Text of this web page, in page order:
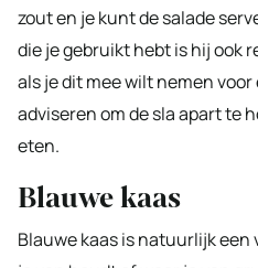
zout en je kunt de salade
die je gebruikt hebt is hij ook
als je dit mee wilt nemen
adviseren om de sla apart te
eten.
Blauwe kaas
Blauwe kaas is natuurlijk een